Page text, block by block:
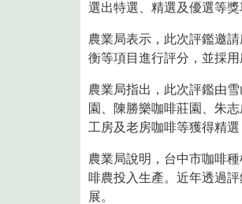
全民監督公共工程施
防堵非洲豬瘟總動員
8月10日14:30至
選出特選、精選及優選等
農業局表示，此次評鑑邀
衡等項目進行評分，並採
農業局指出，此次評鑑由
園、陳勝樂咖啡莊園、朱
工房及老房咖啡等獲得精
農業局說明，台中市咖啡
啡農投入生產。近年透過
展。